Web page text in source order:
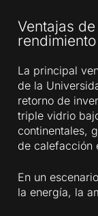
Ventajas
La principal
de la
retorno de
triple vidrio
continentales,
de calefacción
En un
la energía, la